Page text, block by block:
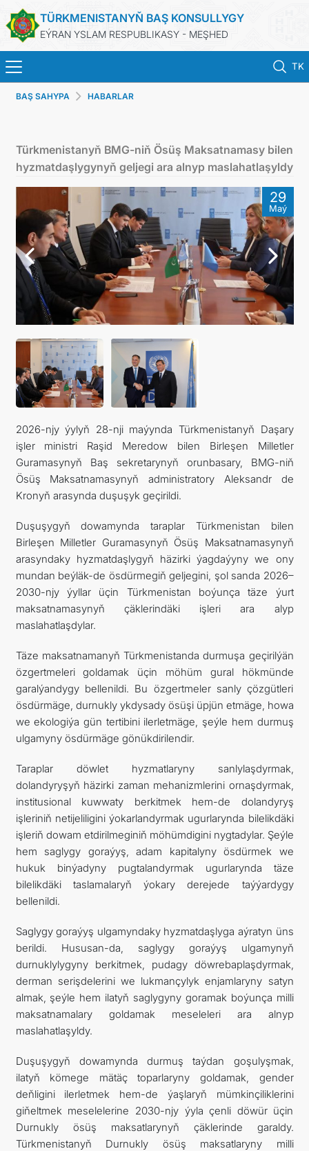
TÜRKMENISTANYŇ BAŞ KONSULLYGY
EÝRAN YSLAM RESPUBLIKASY - MEŞHED
TK
BAŞ SAHYPA
TÜRKMENISTAN
KONSULLYK HYZMATLARY
DIM
ARAGATNAŞYK
BAŞ SAHYPA HABARLAR
Türkmenistanyň BMG-niň Ösüş Maksatnamasy bilen
hyzmatdaşlygynyň geljegi ara alnyp maslahatlaşyldy
29
Maý
2026-njy ýylyň 28-nji maýynda Türkmenistanyň Daşary
işler ministri Raşid Meredow bilen Birleşen Milletler
Guramasynyň Baş sekretarynyň orunbasary, BMG-niň
Ösüş Maksatnamasynyň administratory Aleksandr de
Kronyň arasynda duşuşyk geçirildi.
Duşuşygyň dowamynda taraplar Türkmenistan bilen
Birleşen Milletler Guramasynyň Ösüş Maksatnamasynyň
arasyndaky hyzmatdaşlygyň häzirki ýagdaýyny we ony
mundan beýläk-de ösdürmegiň geljegini, şol sanda 2026–
2030-njy ýyllar üçin Türkmenistan boýunça täze ýurt
maksatnamasynyň çäklerindäki işleri ara alyp
maslahatlaşdylar.
Täze maksatnamanyň Türkmenistanda durmuşa geçirilýän
özgertmeleri goldamak üçin möhüm gural hökmünde
garalýandygy bellenildi. Bu özgertmeler sanly çözgütleri
ösdürmäge, durnukly ykdysady ösüşi üpjün etmäge, howa
we ekologiýa gün tertibini ilerletmäge, şeýle hem durmuş
ulgamyny ösdürmäge gönükdirilendir.
Taraplar döwlet hyzmatlaryny sanlylaşdyrmak,
dolandyryşyň häzirki zaman mehanizmlerini ornaşdyrmak,
institusional kuwwaty berkitmek hem-de dolandyryş
işleriniň netijeliligini ýokarlandyrmak ugurlarynda bilelikdäki
işleriň dowam etdirilmeginiň möhümdigini nygtadylar. Şeýle
hem saglygy goraýyş, adam kapitalyny ösdürmek we
hukuk binýadyny pugtalandyrmak ugurlarynda täze
bilelikdäki taslamalaryň ýokary derejede taýýardygy
bellenildi.
Saglygy goraýyş ulgamyndaky hyzmatdaşlyga aýratyn üns
berildi. Hususan-da, saglygy goraýyş ulgamynyň
durnuklylygyny berkitmek, pudagy döwrebaplaşdyrmak,
derman serişdelerini we lukmançylyk enjamlaryny satyn
almak, şeýle hem ilatyň saglygyny goramak boýunça milli
maksatnamalary goldamak meseleleri ara alnyp
maslahatlaşyldy.
Duşuşygyň dowamynda durmuş taýdan goşulyşmak,
ilatyň kömege mätäç toparlaryny goldamak, gender
deňligini ilerletmek hem-de ýaşlaryň mümkinçiliklerini
giňeltmek meselelerine 2030-njy ýyla çenli döwür üçin
Durnukly ösüş maksatlarynyň çäklerinde garaldy.
Türkmenistanyň Durnukly ösüş maksatlaryny milli